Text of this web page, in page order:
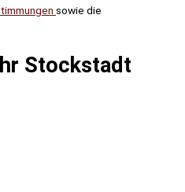
sowie die
Stockstadt